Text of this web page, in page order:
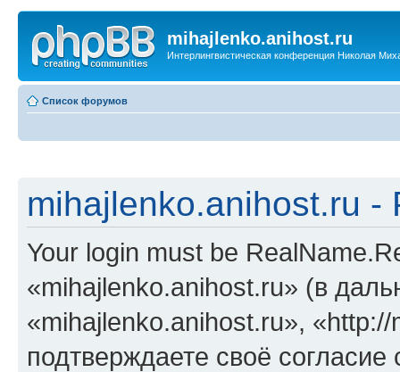
mihajlenko.anihost.ru
Интерлингвистическая конференция Николая
Список форумов
mihajlenko.anihost.ru -
Your login must be
«mihajlenko.anihost.ru» (в
«mihajlenko.anihost.ru»,
подтверждаете своё